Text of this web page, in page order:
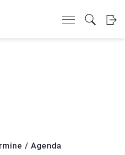
/ Agenda